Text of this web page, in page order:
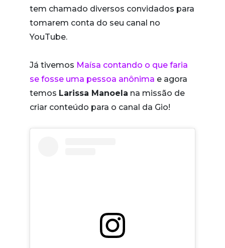
tem chamado diversos convidados para
tomarem conta do seu canal no
YouTube.
Já tivemos Maísa contando o que faria
se fosse uma pessoa anônima e agora
temos Larissa Manoela na missão de
criar conteúdo para o canal da Gio!